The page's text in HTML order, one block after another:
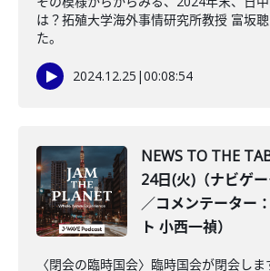
は？拓殖大学海外事情研究所教授 富坂
た。
2024.12.25 |00:08:54
NEWS TO THE
24日(火)（ナビゲ
／コメンテーター
ト 小西一禎）
〈閉会の臨時国会〉臨時国会が閉会し